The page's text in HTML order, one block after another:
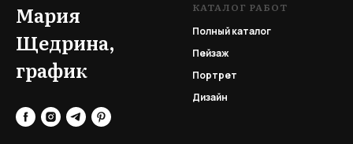
Мария
Щедрина,
график
КАТАЛОГ РАБОТ
Полный каталог
Пейзаж
Портрет
Дизайн